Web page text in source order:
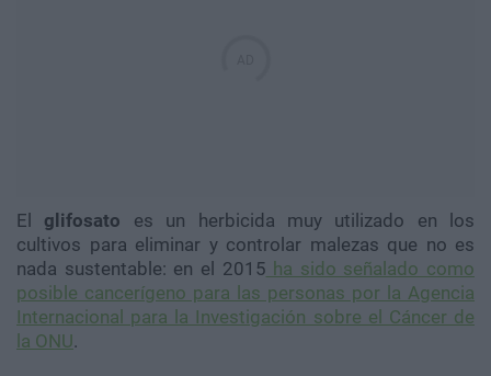
El glifosato es un herbicida muy utilizado en los
cultivos para eliminar y controlar malezas que no es
nada sustentable: en el 2015 ha sido señalado como
posible cancerígeno para las personas por la Agencia
Internacional para la Investigación sobre el Cáncer de
la ONU.